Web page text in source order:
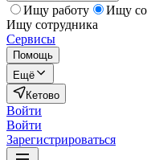
Ищу работу
Ищу
Ищу сотрудника
Сервисы
Помощь
Ещё
Кетово
Войти
Войти
Зарегистрироваться